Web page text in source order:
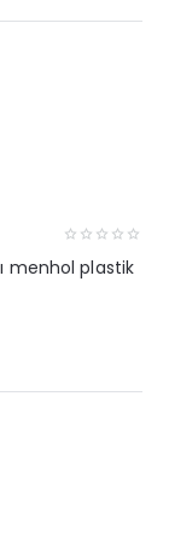
menhol plastik